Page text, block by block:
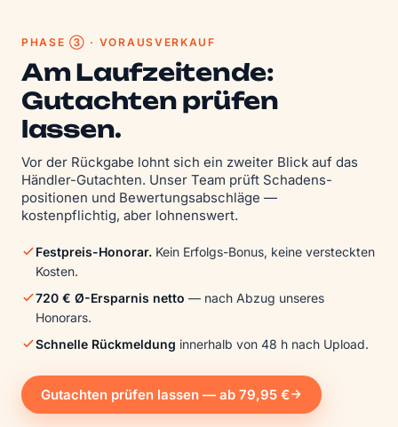
PHASE ③ · VORAUSVERKAUF
Am Laufzeitende:
Gutachten prüfen
lassen.
Vor der Rückgabe lohnt sich ein zweiter Blick auf das
Händler-Gutachten. Unser Team prüft Schadens­
positionen und Bewertungs­abschläge —
kostenpflichtig, aber lohnenswert.
Festpreis-Honorar. Kein Erfolgs-Bonus, keine versteckten
Kosten.
720 € Ø-Ersparnis netto — nach Abzug unseres
Honorars.
Schnelle Rückmeldung innerhalb von 48 h nach Upload.
Gutachten prüfen lassen — ab 79,95 €